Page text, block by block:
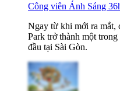
Công viên Ánh Sáng
Ngay từ khi mới ra mắt,
Park trở thành một
đầu tại Sài Gòn.